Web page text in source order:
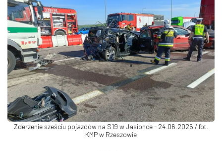
Zderzenie sześciu pojazdów na S19 w Jasionce - 24.06.2026 / fot.
KMP w Rzeszowie